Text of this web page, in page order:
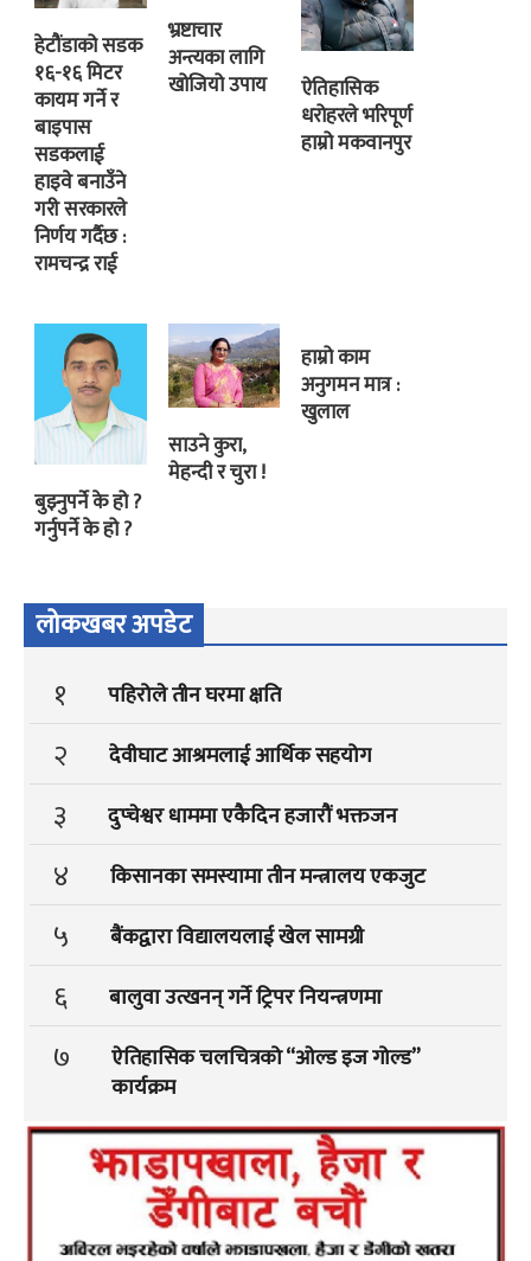
हेटौंडाको सडक
१६-१६ मिटर
कायम गर्ने र
बाइपास
सडकलाई
हाइवे बनाउँने
गरी सरकारले
निर्णय गर्दैछ :
रामचन्द्र राई
भ्रष्टाचार
अन्त्यका लागि
खोजियो उपाय
ऐतिहासिक
धरोहरले भरिपूर्ण
हाम्रो मकवानपुर
बुझ्नुपर्ने के हो ?
गर्नुपर्ने के हो ?
साउने कुरा,
मेहन्दी र चुरा !
हाम्रो काम
अनुगमन मात्र :
खुलाल
लोकखबर अपडेट
१ पहिरोले तीन घरमा क्षति
२ देवीघाट आश्रमलाई आर्थिक सहयोग
३ दुप्चेश्वर धाममा एकैदिन हजारौं भक्तजन
४ किसानका समस्यामा तीन मन्त्रालय एकजुट
५ बैंकद्वारा विद्यालयलाई खेल सामग्री
६ बालुवा उत्खनन् गर्ने ट्रिपर नियन्त्रणमा
७
ऐतिहासिक चलचित्रको “ओल्ड इज गोल्ड”
कार्यक्रम